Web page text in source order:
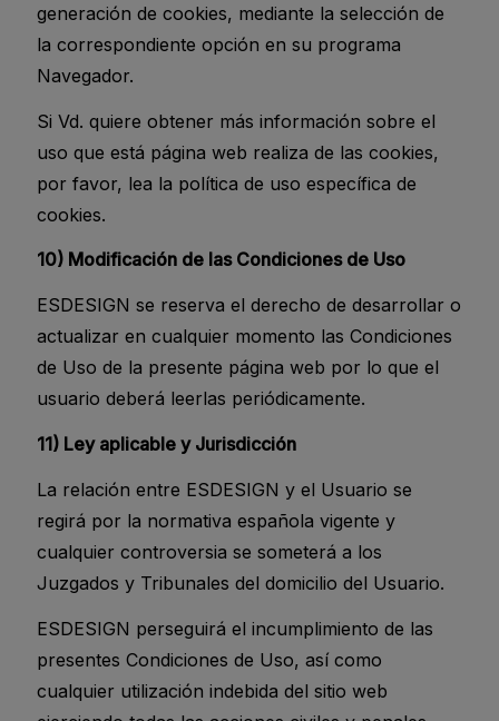
generación de cookies, mediante la selección de
la correspondiente opción en su programa
Navegador.
Si Vd. quiere obtener más información sobre el
uso que está página web realiza de las cookies,
por favor, lea la política de uso específica de
cookies.
10) Modificación de las Condiciones de Uso
ESDESIGN se reserva el derecho de desarrollar o
actualizar en cualquier momento las Condiciones
de Uso de la presente página web por lo que el
usuario deberá leerlas periódicamente.
11) Ley aplicable y Jurisdicción
La relación entre ESDESIGN y el Usuario se
regirá por la normativa española vigente y
cualquier controversia se someterá a los
Juzgados y Tribunales del domicilio del Usuario.
ESDESIGN perseguirá el incumplimiento de las
presentes Condiciones de Uso, así como
cualquier utilización indebida del sitio web